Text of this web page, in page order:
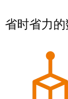
自
机
器
学
魏
德
勒
度
斩
省时省力